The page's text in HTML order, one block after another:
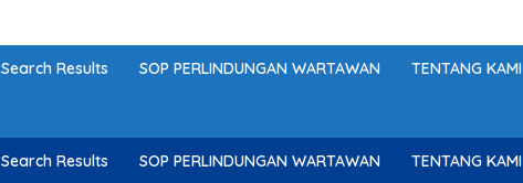
Search Results SOP PERLINDUNGAN WARTAWAN TENTANG KAMI
Search Results SOP PERLINDUNGAN WARTAWAN TENTANG KAMI